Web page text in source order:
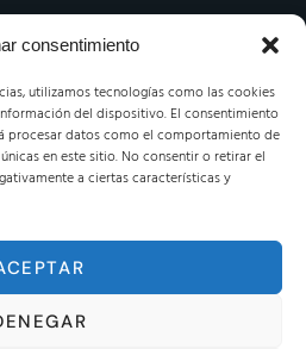
consentimiento
utilizamos tecnologías como las cookies
del dispositivo. El consentimiento
procesar datos como el comportamiento de
en este sitio. No consentir o retirar el
a ciertas características y
Aviso Legal
Política de Privacidad